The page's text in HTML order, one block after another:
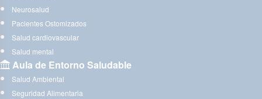
Neurosalud
Pacientes Ostomizados
Salud cardiovascular
Salud mental
Aula de Entorno Saludable
Salud Ambiental
Seguridad Alimentaria